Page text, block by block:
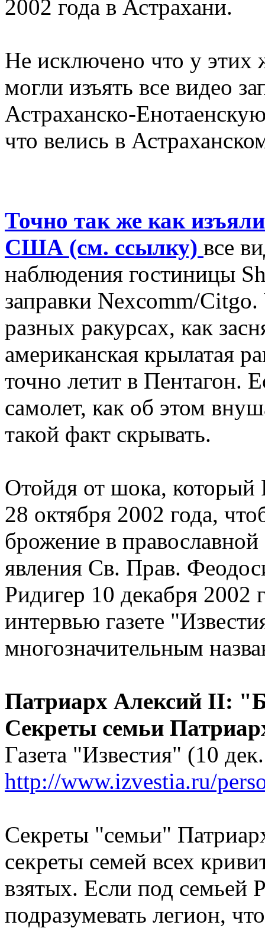
2002 года в Астрахани.
Не исключено что у этих
могли изъять все видео
Астраханско-
что велись в
Точно так же как
США (см. ссылку) все
наблюдения гостиницы
заправки Nexcomm/
разных ракурсах, как
американская крылатая
точно летит в Пентагон.
самолет, как об этом
такой факт скрывать.
Отойдя от шока, который
28 октября 2002 года,
брожение в православной
явления Св. Прав.
Ридигер 10 декабря 2002
интервью газете
многозначительным
Патриарх Алексий II:
Секреты семьи
Газета "Известия" (10
http://www.izvestia.ru/
Секреты "семьи"
секреты семей всех
взятых. Если под семьей
подразумевать легион,